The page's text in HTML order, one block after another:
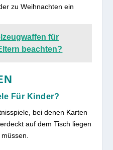
zu Weihnachten ein
für
beachten?
Für Kinder?
bei denen Karten
auf dem Tisch liegen